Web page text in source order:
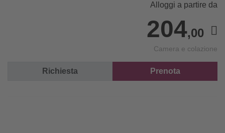
Alloggi a partire da
204,00
Camera e colazione
Richiesta Prenota